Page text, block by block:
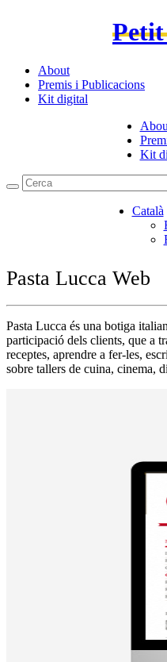
About
Premis i Publicacions
Kit digital
Kit
Català
Pasta Lucca Web
Pasta Lucca és una botiga
participació dels clients, que a
receptes, aprendre a fer-les,
sobre tallers de cuina, cinema,